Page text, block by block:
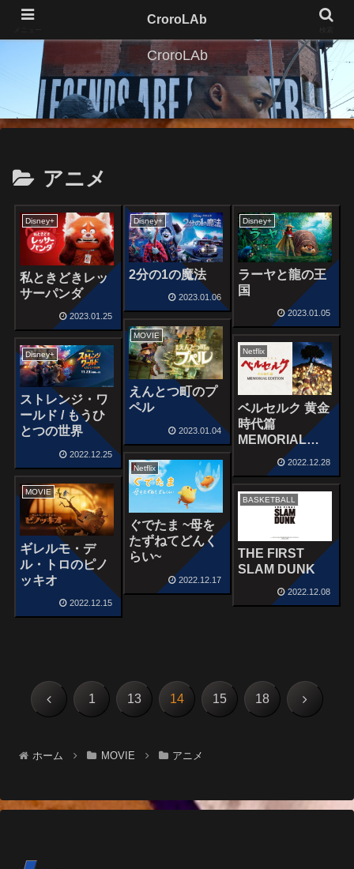
CroroLAb
アニメ
Disney+
私ときどきレッ
サーパンダ
2023.01.25
Disney+
2分の1の魔法
2023.01.06
Disney+
ラーヤと龍の王
国
2023.01.05
MOVIE
えんとつ町のプ
ペル
2023.01.04
Netflix
ベルセルク 黄金
時代篇
MEMORIAL
EDITION
2022.12.28
Disney+
ストレンジ・ワ
ールド / もうひ
とつの世界
2022.12.25
Netflix
ぐでたま ~母を
たずねてどんく
らい~
2022.12.17
MOVIE
ギレルモ・デ
ル・トロのピノ
ッキオ
2022.12.15
BASKETBALL
THE FIRST
SLAM DUNK
2022.12.08
前 1 13 14 15 18 次
ホーム MOVIE アニメ
CroroLAb